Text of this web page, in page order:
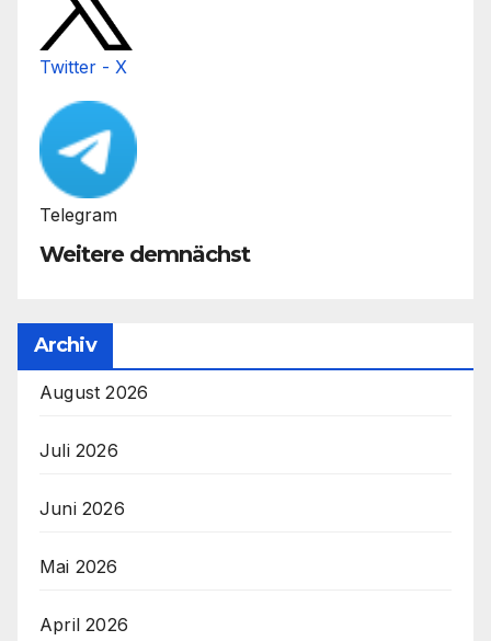
Twitter - X
Telegram
Weitere demnächst
Archiv
August 2026
Juli 2026
Juni 2026
Mai 2026
April 2026